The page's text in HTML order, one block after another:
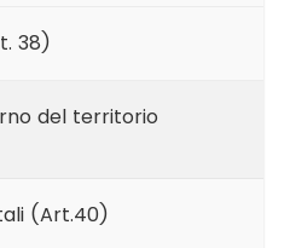
38)
del territorio
(Art.40)